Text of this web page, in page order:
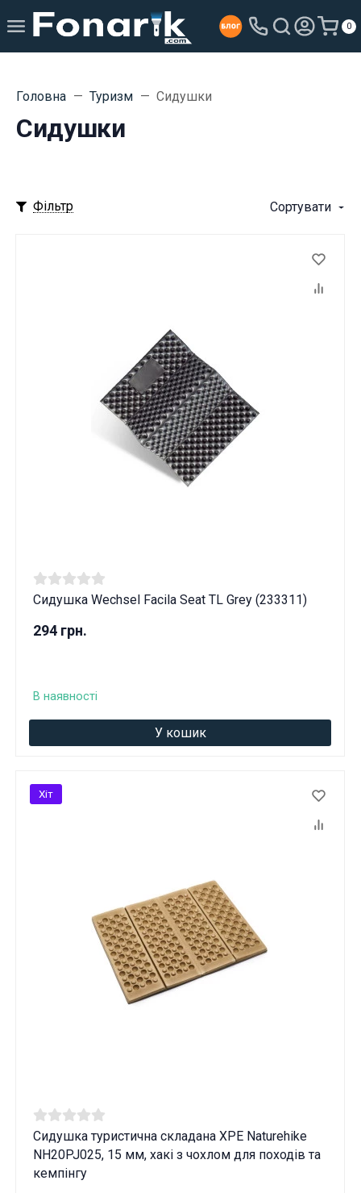
0
Головна Туризм Сидушки
Сидушки
Фільтр Сортувати
Сидушка Wechsel Facila Seat TL Grey (233311)
294 грн.
В наявності
У кошик
Сидушка туристична складана XPE Naturehike
NH20PJ025, 15 мм, хакі з чохлом для походів та
кемпінгу
Хіт